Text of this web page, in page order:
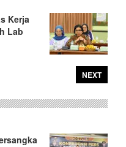
Kerja
Lab
NEXT